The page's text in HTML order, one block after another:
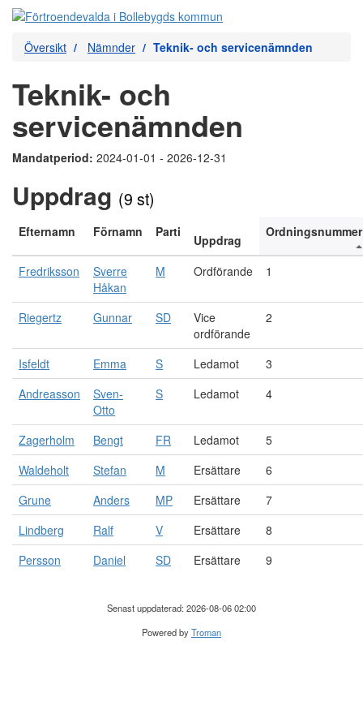
Översikt Nämnder Teknik- och servicenämnden
Teknik- och
servicenämnden
Mandatperiod: 2024-01-01 - 2026-12-31
Uppdrag (9 st)
Efternamn Förnamn Parti
Uppdrag
Ordningsnummer
Fredriksson
Sverre
Håkan
M Ordförande 1
Riegertz Gunnar SD
Vice
ordförande
2
Isfeldt Emma S Ledamot
3
Andreasson
Sven-
Otto
S Ledamot 4
Zagerholm Bengt FR Ledamot
5
Waldeholt
Stefan M Ersättare
6
Grune
Anders MP Ersättare
7
Lindberg
Ralf V Ersättare
8
Persson
Daniel SD Ersättare 9
Senast uppdaterad: 2026-08-06 02:00
Powered byTroman